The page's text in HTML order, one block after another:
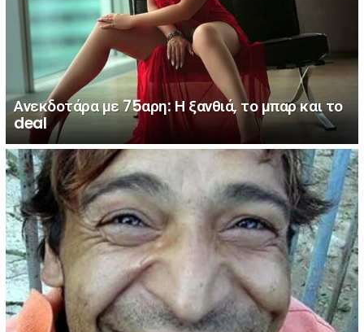
Ανεκδοτάρα με 75αρη: Η ξανθιά, το μπαρ και το
deal